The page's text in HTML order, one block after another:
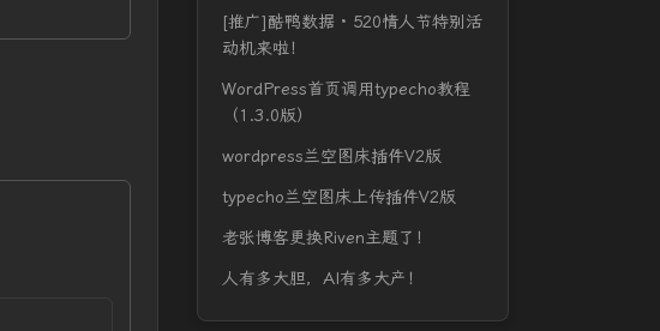
[推广]酷鸭数据 · 520情人节特别活
动机来啦！
WordPress首页调用typecho教程
（1.3.0版）
wordpress兰空图床插件V2版
typecho兰空图床上传插件V2版
老张博客更换Riven主题了！
人有多大胆，AI有多大产！